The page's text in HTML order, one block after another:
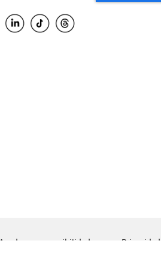
Ayuda para accesibilidad Privacidad